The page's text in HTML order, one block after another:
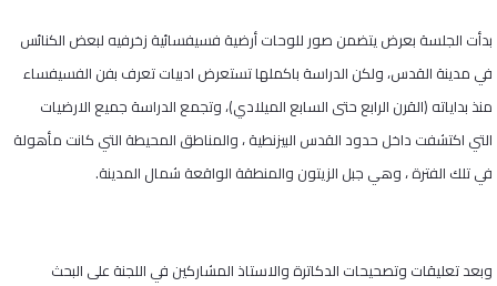
بدأت الجلسة بعرض يتضمن صور للوحات أرضية فسيفسائية زخرفيه لبعض الكنائس
في مدينة القدس، ولكن الدراسة باكملها تستعرض ادبيات تعرف بفن الفسيفساء
منذ بداياته (القرن الرابع حتى السابع الميلادي)، وتجمع الدراسة جميع الارضيات
التي اكتشفت داخل حدود القدس البيزنطية ، والمناطق المحيطة التي كانت مأهولة
في تلك الفترة ، وهي جبل الزيتون والمنطقة الواقعة شمال المدينة.
وبعد تعليقات وتصحيحات الدكاترة والاستاذ المشاركين في اللجنة على البحث